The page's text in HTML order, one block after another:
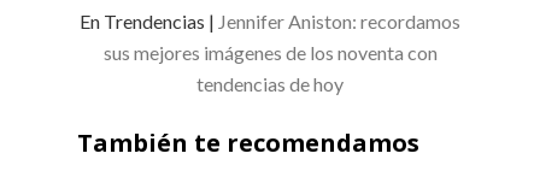
En Trendencias | Jennifer Aniston: recordamos
sus mejores imágenes de los noventa con
tendencias de hoy
También te recomendamos